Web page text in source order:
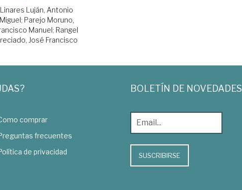
Linares Luján, Antonio
Miguel; Parejo Moruno,
Manuel; Rangel
José Francisco
comprar
frecuentes
de privacidad
BOLETÍN DE NOVEDADES
SUSCRIBIRSE